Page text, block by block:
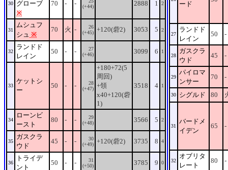
30
グローブ
※
70 - -
(+44)
2888 1 2
31
ムシュフ
シュ ※
70 火 -
26
(+45) +120(砦2) 3053 5 2
32
ランドド
レイン
50 - -
27
(+46)
3099 6 1
33
ケットシ
ー
50 - -
28
(+47)
+180+72(5
周回)
+領
x40+120(砦
1)
3518 4 1
34
ローンビ
ースト
80 - -
29
(+48)
3566 5 2
35
ガスクラ
ウド
45 - -
30
(+49) +120(砦2) 3735 8 4
36
トライデ
ント
50 - -
31
(+50)
3785 9 0
ード
27
ランドド
レイン
50 -
28
ガスクラ
ウド
45 -
29
パイロマ
ンサー
70 -
30 シグルド 80
31
バードメ
イデン
65 -
32
オブリタ
レート
80 -